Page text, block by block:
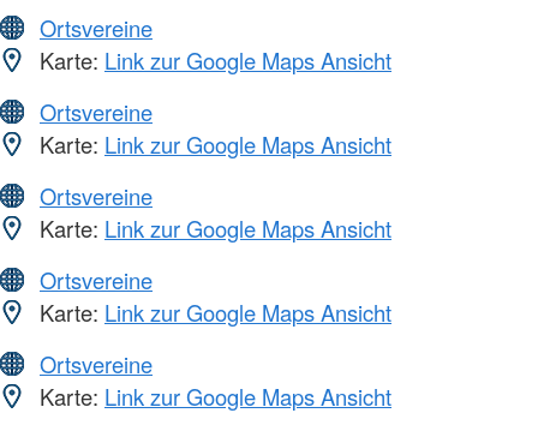
Ortsvereine
Karte: Link zur Google Maps Ansicht
Ortsvereine
Karte: Link zur Google Maps Ansicht
Ortsvereine
Karte: Link zur Google Maps Ansicht
Ortsvereine
Karte: Link zur Google Maps Ansicht
Ortsvereine
Karte: Link zur Google Maps Ansicht